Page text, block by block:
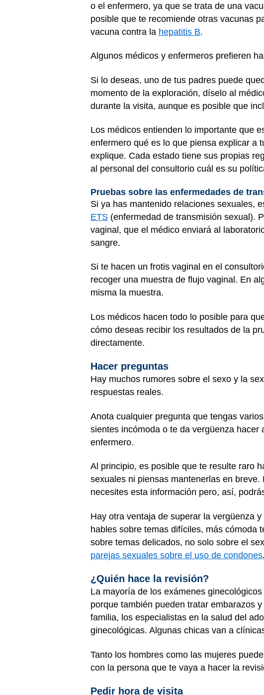
o el enfermero, ya que se trata de una
posible que te recomiende otras vacunas
vacuna contra la hepatitis B.
Algunos médicos y enfermeros prefieren
Si lo deseas, uno de tus padres puede
momento de la exploración, díselo al
durante la visita, aunque es posible que
Los médicos entienden lo importante que
enfermero qué es lo que piensa explicar a
explique. Cada estado tiene sus propias
al personal del consultorio cuál es su
Pruebas sobre las enfermedades de
Si ya has mantenido relaciones sexuales,
ETS (enfermedad de transmisión sexual).
vaginal, que el médico enviará al
sangre.
Si te hacen un frotis vaginal en el
recoger una muestra de flujo vaginal. En
misma la muestra.
Los médicos hacen todo lo posible para
cómo deseas recibir los resultados de la
directamente.
Hacer preguntas
Hay muchos rumores sobre el sexo y la
respuestas reales.
Anota cualquier pregunta que tengas
sientes incómoda o te da vergüenza
enfermero.
Al principio, es posible que te resulte raro
sexuales ni piensas mantenerlas en
necesites esta información pero, así,
Hay otra ventaja de superar la vergüenza
hables sobre temas difíciles, más cómoda
sobre temas delicados, no solo sobre el
parejas sexuales sobre el uso de condones
¿Quién hace la revisión?
La mayoría de los exámenes
porque también pueden tratar embarazos
familia, los especialistas en la salud del
ginecológicas. Algunas chicas van a
Tanto los hombres como las mujeres
con la persona que te vaya a hacer la
Pedir hora de visita